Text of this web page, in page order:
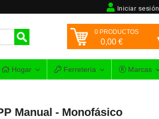
Iniciar sesión
0 PRODUCTOS
0,00 €
Hogar Ferretería Marcas
Manual - Monofásico